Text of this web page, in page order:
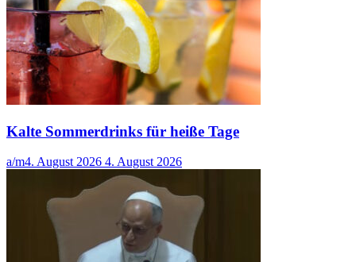
Kalte Sommerdrinks für heiße Tage
a/m4. August 2026 4. August 2026